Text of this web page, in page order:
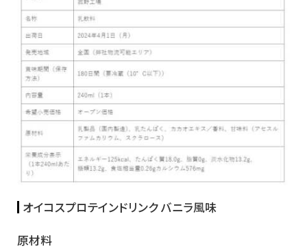
オイコスプロテインドリンク バニラ風味
原材料